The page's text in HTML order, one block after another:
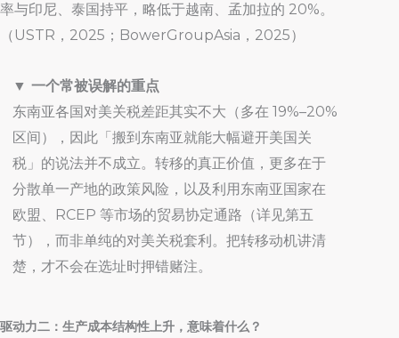
率与印尼、泰国持平，略低于越南、孟加拉的 20%。
（USTR，2025；BowerGroupAsia，2025）
▼ 一个常被误解的重点
东南亚各国对美关税差距其实不大（多在 19%–20%
区间），因此「搬到东南亚就能大幅避开美国关
税」的说法并不成立。转移的真正价值，更多在于
分散单一产地的政策风险，以及利用东南亚国家在
欧盟、RCEP 等市场的贸易协定通路（详见第五
节），而非单纯的对美关税套利。把转移动机讲清
楚，才不会在选址时押错赌注。
驱动力二：生产成本结构性上升，意味着什么？